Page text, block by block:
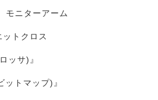
モニターアーム
トクロス
ッサ)』
トマップ)』